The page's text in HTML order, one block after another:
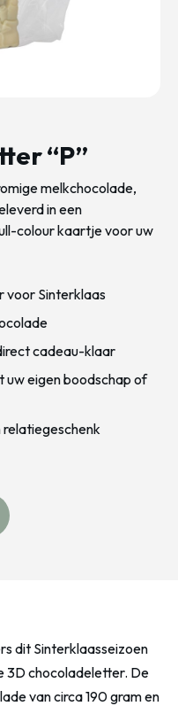
“P”
melkchocolade,
in een
colour kaartje voor uw
voor Sinterklaas
cadeau-klaar
eigen boodschap of
relatiegeschenk
dit Sinterklaasseizoen
3D chocoladeletter. De
van circa 190 gram en